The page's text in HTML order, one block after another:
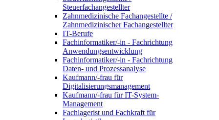
Steuerfachangestellter
Zahnmedizinische Fachangestellte /
Zahnmedizinischer Fachangestellter
IT-Berufe
Fachinformatiker/-in - Fachrichtung
Anwendungsentwicklung
Fachinformatiker/-in - Fachrichtung
Daten- und Prozessanalyse
Kaufmann/-frau für
Digitalisierungsmanagement
Kaufmann/-frau für IT-System-
Management
Fachlagerist und Fachkraft für